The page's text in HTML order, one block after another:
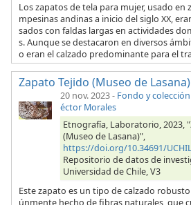
Los zapatos de tela para mujer, usado en
mpesinas andinas a inicio del siglo XX,
sados con faldas largas en actividades
s. Aunque se destacaron en diversos
o eran el calzado predominante para el
Zapato Tejido (Museo de Lasana)
20 nov. 2023- Fondo y
éctor Morales
Etnografía, Laboratorio, 2023,
(Museo de Lasana)",
https://doi.org/10.34691/
Repositorio de datos de
Universidad de Chile, V3
Este zapato es un tipo de calzado
únmente hecho de fibras naturales, que